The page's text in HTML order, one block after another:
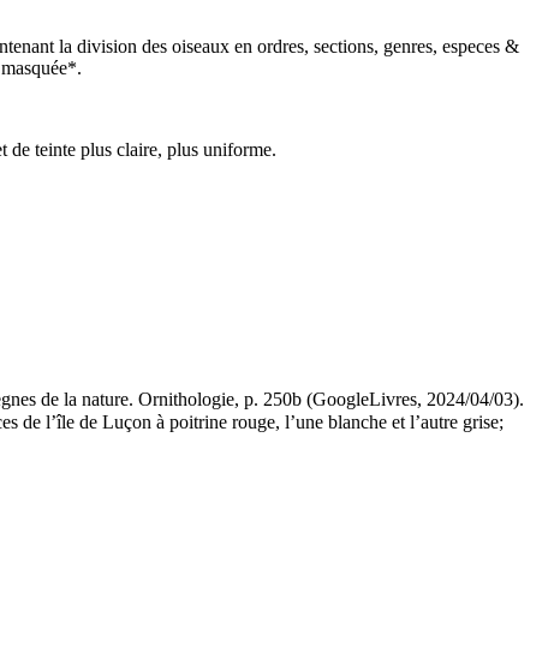
la division des oiseaux en ordres, sections, genres, especes &
.
de teinte plus claire, plus uniforme.
de la nature. Ornithologie, p. 250b (GoogleLivres, 2024/04/03).
de l’île de Luçon à poitrine rouge, l’une blanche et l’autre grise;